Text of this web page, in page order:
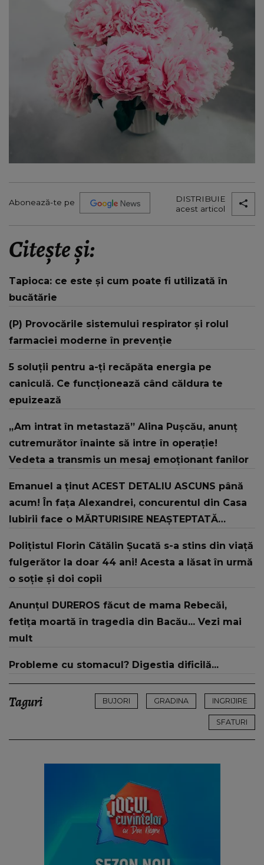
Abonează-te pe
DISTRIBUIE
acest articol
Citește și:
Tapioca: ce este și cum poate fi utilizată în
bucătărie
(P) Provocările sistemului respirator și rolul
farmaciei moderne în prevenție
5 soluții pentru a-ți recăpăta energia pe
caniculă. Ce funcționează când căldura te
epuizează
„Am intrat în metastază” Alina Pușcău, anunț
cutremurător înainte să intre în operație!
Vedeta a transmis un mesaj emoționant fanilor
Emanuel a ținut ACEST DETALIU ASCUNS până
acum! În fața Alexandrei, concurentul din Casa
Iubirii face o MĂRTURISIRE NEAȘTEPTATĂ
te iubesc pentru că..."
Polițistul Florin Cătălin Șucată s-a stins din viață
fulgerător la doar 44 ani! Acesta a lăsat în urmă
o soție și doi copii
Anunțul DUREROS făcut de mama Rebecăi,
fetița moartă în tragedia din Bacău... Vezi mai
mult
Probleme cu stomacul? Digestia dificilă...
Taguri BUJORI GRADINA INGRIJIRE
SFATURI